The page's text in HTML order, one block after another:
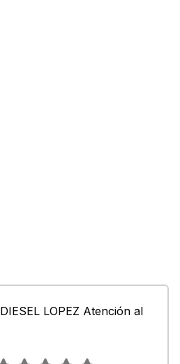
DIESEL LOPEZ Atención al